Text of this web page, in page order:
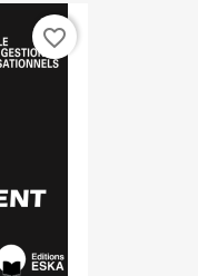
favorite_border